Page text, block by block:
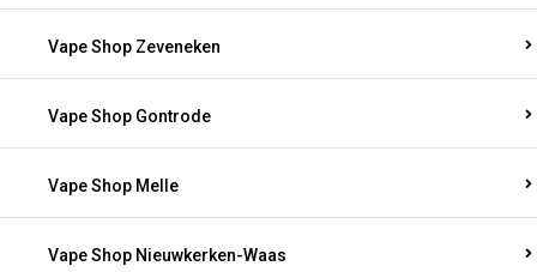
Vape Shop Zeveneken
Vape Shop Gontrode
Vape Shop Melle
Vape Shop Nieuwkerken-Waas